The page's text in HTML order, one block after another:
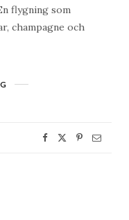
flygning som
champagne och